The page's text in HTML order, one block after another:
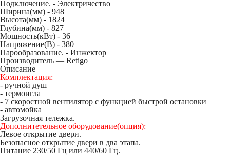
Подключение. - Электричество
Ширина(мм) - 948
Высота(мм) - 1824
Глубина(мм) - 827
Мощность(кВт) - 36
Напряжение(В) - 380
Парообразование. - Инжектор
Производитель — Retigo
Описание
Комплектация:
- ручной душ
- термоигла
- 7 скоростной вентилятор с функцией быстрой остановки
- автомойка
Загрузочная тележка.
Дополнитетельное оборудование(опция):
Левое открытие двери.
Безопасное открытие двери в два этапа.
Питание 230/50 Гц или 440/60 Гц.